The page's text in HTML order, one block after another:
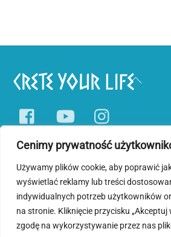
Cenimy prywatność
Używamy plików cookie, aby poprawić
wyświetlać reklamy lub treści
indywidualnych potrzeb użytkowników
na stronie. Kliknięcie przycisku „Akceptuj
zgodę na wykorzystywanie przez nas
Back
Facebook YouTube
Pobyty tematyczne Wycieczki
Polityka prywatności i plików cookies
©Crete Your Life2026
Wykonanie serwisu internetowego i wsparcie